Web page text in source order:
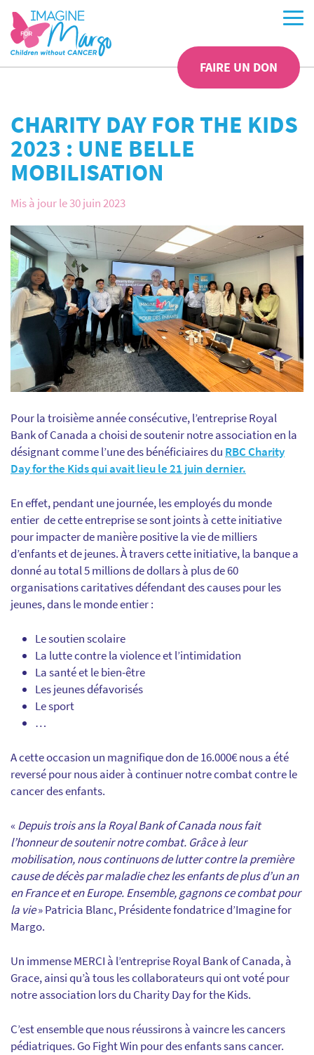
FAIRE UN DON
CHARITY DAY FOR THE KIDS
2023 : UNE BELLE
MOBILISATION
Mis à jour le 30 juin 2023
Pour la troisième année consécutive, l’entreprise Royal
Bank of Canada a choisi de soutenir notre association en la
désignant comme l’une des bénéficiaires du RBC Charity
Day for the Kids qui avait lieu le 21 juin dernier.
En effet, pendant une journée, les employés du monde
entier de cette entreprise se sont joints à cette initiative
pour impacter de manière positive la vie de milliers
d’enfants et de jeunes. À travers cette initiative, la banque a
donné au total 5 millions de dollars à plus de 60
organisations caritatives défendant des causes pour les
jeunes, dans le monde entier :
Le soutien scolaire
La lutte contre la violence et l’intimidation
La santé et le bien-être
Les jeunes défavorisés
Le sport
…
A cette occasion un magnifique don de 16.000€ nous a été
reversé pour nous aider à continuer notre combat contre le
cancer des enfants.
«Depuis trois ans la Royal Bank of Canada nous fait
l’honneur de soutenir notre combat. Grâce à leur
mobilisation, nous continuons de lutter contre la première
cause de décès par maladie chez les enfants de plus d’un an
en France et en Europe. Ensemble, gagnons ce combat pour
la vie» Patricia Blanc, Présidente fondatrice d’Imagine for
Margo.
Un immense MERCI à l’entreprise Royal Bank of Canada, à
Grace, ainsi qu’à tous les collaborateurs qui ont voté pour
notre association lors du Charity Day for the Kids.
C’est ensemble que nous réussirons à vaincre les cancers
pédiatriques. Go Fight Win pour des enfants sans cancer.